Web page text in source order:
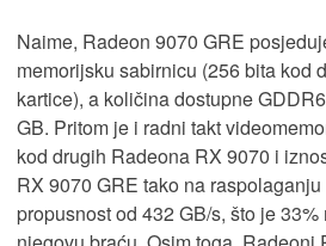
Naime, Radeon 9070 GRE
memorijsku sabirnicu (256 bita kod
kartice), a količina dostupne
GB. Pritom je i radni takt
kod drugih Radeona RX 9070 i
RX 9070 GRE tako na
propusnost od 432 GB/s, što je